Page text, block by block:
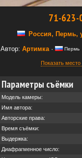
71-
Россия, Пермь,
Автор: Артимка· Пермь
Показать
Параметры съёмки
Модель камеры:
Имя автора:
Авторские права:
Время съёмки:
Выдержка:
Диафрагменное число: